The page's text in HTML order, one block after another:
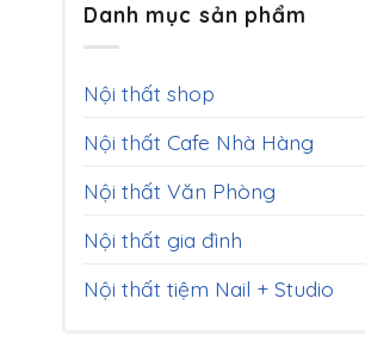
Danh mục sản phẩm
Nội thất shop
Nội thất Cafe Nhà Hàng
Nội thất Văn Phòng
Nội thất gia đình
Nội thất tiệm Nail + Studio